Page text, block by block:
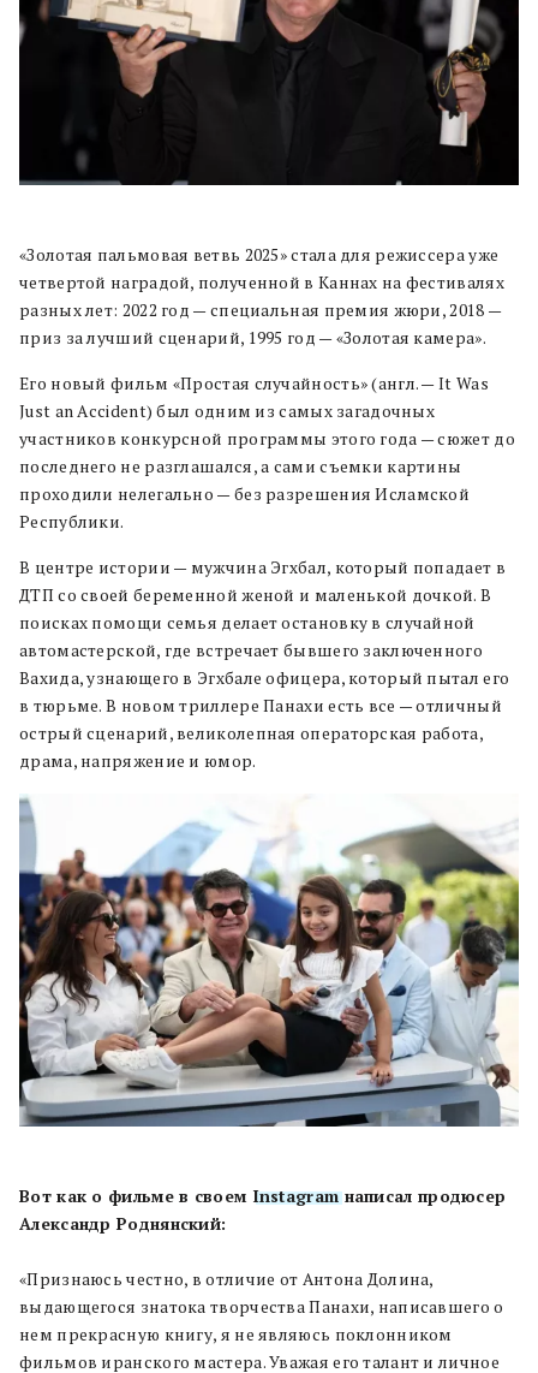
«Золотая пальмовая ветвь 2025» стала для режиссера уже
четвертой наградой, полученной в Каннах на фестивалях
разных лет: 2022 год — специальная премия жюри, 2018 —
приз за лучший сценарий, 1995 год — «Золотая камера».
Его новый фильм «Простая случайность» (англ. — It Was
Just an Accident) был одним из самых загадочных
участников конкурсной программы этого года — сюжет до
последнего не разглашался, а сами съемки картины
проходили нелегально — без разрешения Исламской
Республики.
В центре истории — мужчина Эгхбал, который попадает в
ДТП со своей беременной женой и маленькой дочкой. В
поисках помощи семья делает остановку в случайной
автомастерской, где встречает бывшего заключенного
Вахида, узнающего в Эгхбале офицера, который пытал его
в тюрьме. В новом триллере Панахи есть все — отличный
острый сценарий, великолепная операторская работа,
драма, напряжение и юмор.
Вот как о фильме в своем Instagramнаписал продюсер
Александр Роднянский:
«Признаюсь честно, в отличие от Антона Долина,
выдающегося знатока творчества Панахи, написавшего о
нем прекрасную книгу, я не являюсь поклонником
фильмов иранского мастера. Уважая его талант и личное